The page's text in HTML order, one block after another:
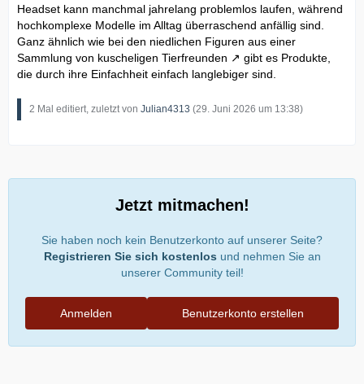
Headset kann manchmal jahrelang problemlos laufen, während
hochkomplexe Modelle im Alltag überraschend anfällig sind.
Ganz ähnlich wie bei den niedlichen Figuren aus einer
Sammlung von kuscheligen Tierfreunden
gibt es Produkte,
die durch ihre Einfachheit einfach langlebiger sind.
2 Mal editiert, zuletzt von Julian4313 (29. Juni 2026 um 13:38)
Jetzt mitmachen!
Sie haben noch kein Benutzerkonto auf unserer Seite?
Registrieren Sie sich kostenlos und nehmen Sie an
unserer Community teil!
Benutzerkonto erstellen
Anmelden